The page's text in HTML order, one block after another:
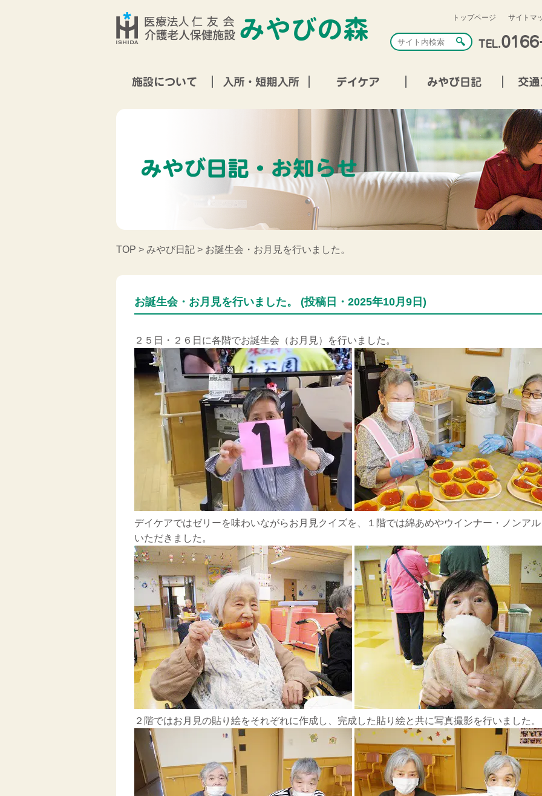
トップページ サイトマ
TOP > みやび日記 > お誕生会・お月見を行いました。
お誕生会・お月見を行いました。 (投稿日・2025年10月9日)
２５日・２６日に各階でお誕生会（お月見）を行いました。
デイケアではゼリーを味わいながらお月見クイズを、１階では綿あめやウインナー・ノンア
いただきました。
２階ではお月見の貼り絵をそれぞれに作成し、完成した貼り絵と共に写真撮影を行いました。